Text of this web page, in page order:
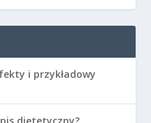
i przykładowy